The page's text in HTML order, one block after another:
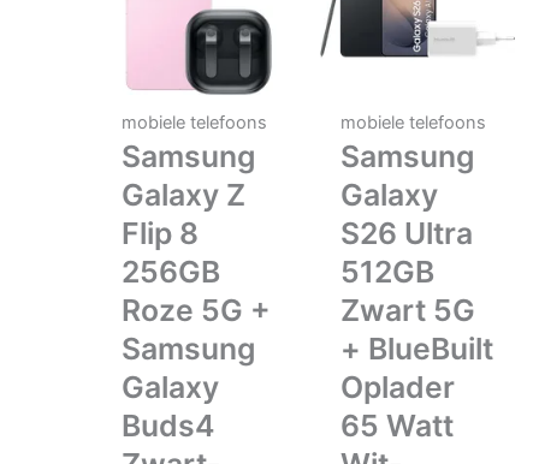
mobiele telefoons
Samsung
Galaxy Z
Flip 8
256GB
Roze 5G +
Samsung
Galaxy
Buds4
mobiele telefoons
Samsung
Galaxy
S26 Ultra
512GB
Zwart 5G
+ BlueBuilt
Oplader
65 Watt